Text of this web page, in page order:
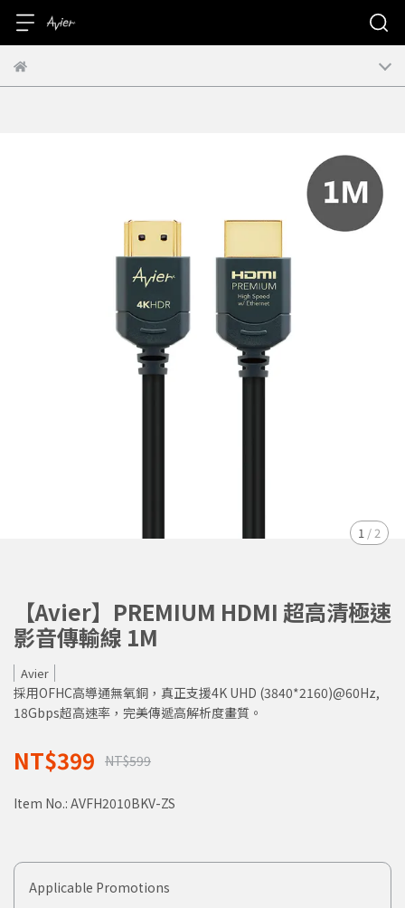
1 / 2
【Avier】PREMIUM HDMI 超高清極速
影音傳輸線 1M
Avier
採用OFHC高導通無氧銅，真正支援4K UHD (3840*2160)@60Hz,
18Gbps超高速率，完美傳遞高解析度畫質。
NT$399 NT$599
Item No.: AVFH2010BKV-ZS
Applicable Promotions